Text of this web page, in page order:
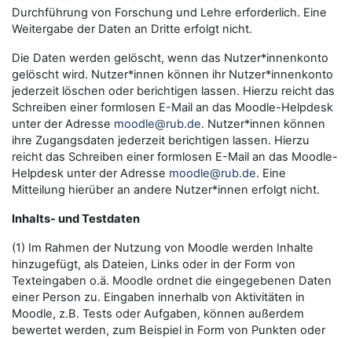
Durchführung von Forschung und Lehre erforderlich. Eine
Weitergabe der Daten an Dritte erfolgt nicht.
Die Daten werden gelöscht, wenn das Nutzer*innenkonto
gelöscht wird. Nutzer*innen können ihr Nutzer*innenkonto
jederzeit löschen oder berichtigen lassen. Hierzu reicht das
Schreiben einer formlosen E-Mail an das Moodle-Helpdesk
unter der Adresse moodle@rub.de. Nutzer*innen können
ihre Zugangsdaten jederzeit berichtigen lassen. Hierzu
reicht das Schreiben einer formlosen E-Mail an das Moodle-
Helpdesk unter der Adresse moodle@rub.de. Eine
Mitteilung hierüber an andere Nutzer*innen erfolgt nicht.
Inhalts- und Testdaten
(1) Im Rahmen der Nutzung von Moodle werden Inhalte
hinzugefügt, als Dateien, Links oder in der Form von
Texteingaben o.ä. Moodle ordnet die eingegebenen Daten
einer Person zu. Eingaben innerhalb von Aktivitäten in
Moodle, z.B. Tests oder Aufgaben, können außerdem
bewertet werden, zum Beispiel in Form von Punkten oder